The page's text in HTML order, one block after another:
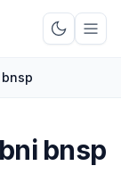
Schakel
bnsp